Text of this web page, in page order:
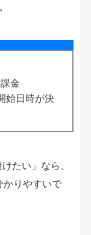
金
始日時が決
たい」なら、
かりやすいで